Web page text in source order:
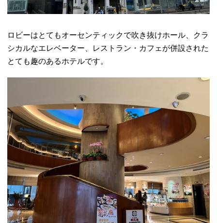
ロビーはとてもオーセンティックで吹き抜けホール、クラ
シカルなエレベーター、レストラン・カフェが併設された
とても趣のあるホテルです。